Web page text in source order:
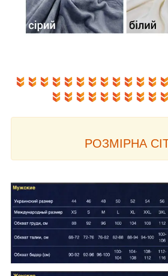
РОЗМІРНА